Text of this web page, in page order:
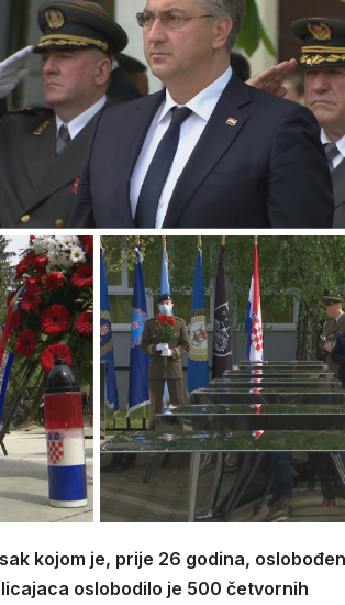
kojom je, prije 26 godina,
oslobodilo je 500 četvornih